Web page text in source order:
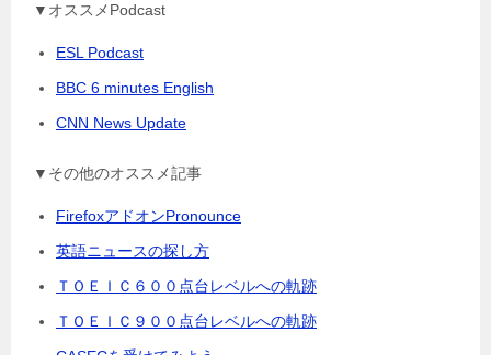
▼オススメPodcast
ESL Podcast
BBC 6 minutes English
CNN News Update
▼その他のオススメ記事
FirefoxアドオンPronounce
英語ニュースの探し方
ＴＯＥＩＣ６００点台レベルへの軌跡
ＴＯＥＩＣ９００点台レベルへの軌跡